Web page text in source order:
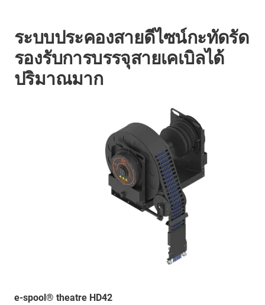
ระบบประคองสายดีไซน์กะทัดรัด
รองรับการบรรจุสายเคเบิลได้
ปริมาณมาก
e-spool® theatre HD42